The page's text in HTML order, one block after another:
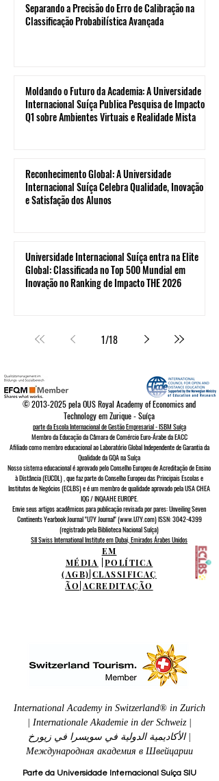
Separando a Precisão do Erro de Calibração na
Classificação Probabilística Avançada
Moldando o Futuro da Academia: A Universidade
Internacional Suíça Publica Pesquisa de Impacto
Q1 sobre Ambientes Virtuais e Realidade Mista
Reconhecimento Global: A Universidade
Internacional Suíça Celebra Qualidade, Inovação
e Satisfação dos Alunos
Universidade Internacional Suíça entra na Elite
Global: Classificada no Top 500 Mundial em
Inovação no Ranking de Impacto THE 2026
1/18
©2013-2025pela OUS Royal Academy of Economics and
Technology em Zurique - Suíça
parte da Escola Internacional de Gestão Empresarial - ISBM Suíça
Membro da Educação da Câmara de Comércio Euro-Árabe da EACC
Afiliado como membro educacional ao Laboratório Global Independente de Garantia da
Qualidade da GQAna Suíça
Nosso sistema educacional é aprovado peloConselho Europeu deAcreditação de Ensino
à Distância (EUCDL), que faz parte doConselho Europeu das Principais Escolas e
Institutos de Negócios (ECLBS)e é um membro de qualidade aprovado pela USA CHEA
IQG / INQAAHE EUROPE.
Envie seus artigos acadêmicos para publicação revisada por pares: Unveiling Seven
Continents Yearbook Journal "U7Y Journal" (www.U7Y.com) ISSN: 3042-4399
(registrado pela Biblioteca Nacional Suíça)
SII Swiss International Institute em Dubai, Emirados Árabes Unidos
EM
MÉDIA
POLÍTICA
(AGB) CLASSIFICAÇ
ÃO ACREDITAÇÃO
International Academy in Switzerland® in Zurich
| Internationale Akademie in der Schweiz |
الأكاديمية الدولية في سويسرا في زيورخ |
Международная академия в Швейцарии
Parte da Universidade Internacional Suíça SIU